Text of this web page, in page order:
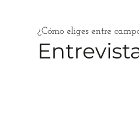
¿Cómo eliges entre